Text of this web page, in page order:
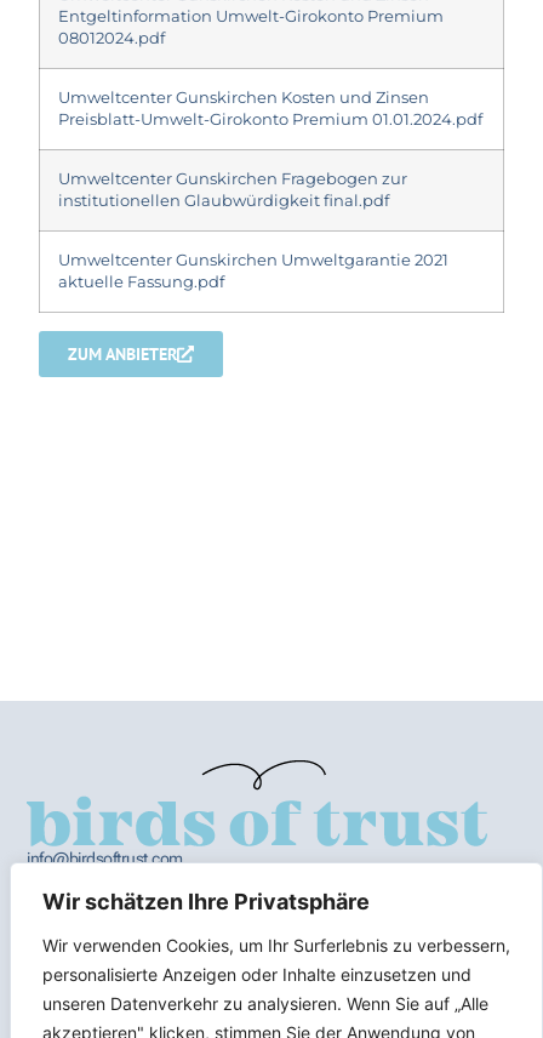
Wir schätzen Ihre Privatsphäre
Wir verwenden Cookies, um Ihr Surferlebnis zu verbessern,
personalisierte Anzeigen oder Inhalte einzusetzen und
unseren Datenverkehr zu analysieren. Wenn Sie auf „Alle
akzeptieren" klicken, stimmen Sie der Anwendung von
Entgeltinformation Umwelt-Girokonto Premium
08012024.pdf
Umweltcenter Gunskirchen Kosten und Zinsen
Preisblatt-Umwelt-Girokonto Premium 01.01.2024.pdf
Umweltcenter Gunskirchen Fragebogen zur
institutionellen Glaubwürdigkeit final.pdf
Umweltcenter Gunskirchen Umweltgarantie 2021
aktuelle Fassung.pdf
ZUM ANBIETER
info@birdsoftrust.com
AGB
Impressum
DSGVO
Alle Texte sowie die Hinweise und Informationen stellen keine